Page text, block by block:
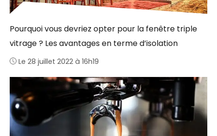
Pourquoi vous devriez opter pour la fenêtre triple
vitrage ? Les avantages en terme d’isolation
Le 28 juillet 2022 à 16h19